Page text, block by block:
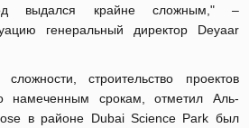
выдался крайне сложным," –
генеральный директор Deyaar
строительство проектов
намеченным срокам, отметил Аль-
в районе Dubai Science Park был